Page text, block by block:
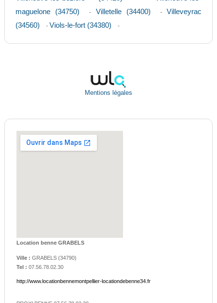
maguelone (34750)
- Villetelle (34400) - Villeveyrac
(34560)
- Viols-le-fort (34380) -
Mentions légales
Location benne GRABELS
Ville : GRABELS(34790)
Tel : 07.56.78.02.30
http://www.locationbennemontpellier-locationdebenne34.fr